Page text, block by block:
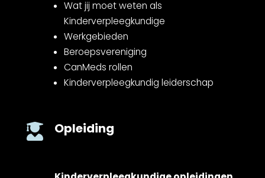
Wat jij moet weten als
Kinderverpleegkundige
Werkgebieden
Beroepsvereniging
CanMeds rollen
Kinderverpleegkundig leiderschap
 Opleiding